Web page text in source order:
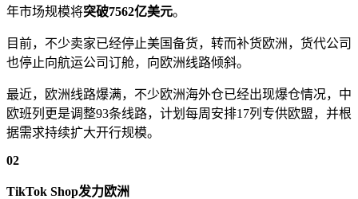
年市场规模将突破7562亿美元。
目前，不少卖家已经停止美国备货，转而补货欧洲，货代公司
也停止向航运公司订舱，向欧洲线路倾斜。
最近，欧洲线路爆满，不少欧洲海外仓已经出现爆仓情况，中
欧班列更是调整93条线路，计划每周安排17列专供欧盟，并根
据需求持续扩大开行规模。
02
TikTok Shop发力欧洲